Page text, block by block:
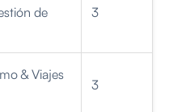
de
3
& Viajes
3